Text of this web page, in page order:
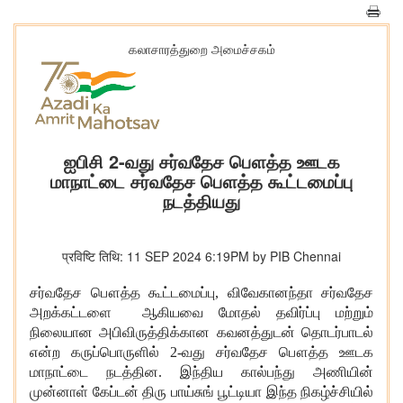
கலாசாரத்துறை அமைச்சகம்
ஐபிசி 2-வது சர்வதேச பௌத்த ஊடக
மாநாட்டை சர்வதேச பௌத்த கூட்டமைப்பு
நடத்தியது
प्रविष्टि तिथि: 11 SEP 2024 6:19PM by PIB Chennai
சர்வதேச பௌத்த கூட்டமைப்பு, விவேகானந்தா சர்வதேச
அறக்கட்டளை ஆகியவை மோதல் தவிர்ப்பு மற்றும்
நிலையான அபிவிருத்திக்கான கவனத்துடன் தொடர்பாடல்
என்ற கருப்பொருளில் 2-வது சர்வதேச பௌத்த ஊடக
மாநாட்டை நடத்தின. இந்திய கால்பந்து அணியின்
முன்னாள் கேப்டன் திரு பாய்சுங் பூட்டியா இந்த நிகழ்ச்சியில்